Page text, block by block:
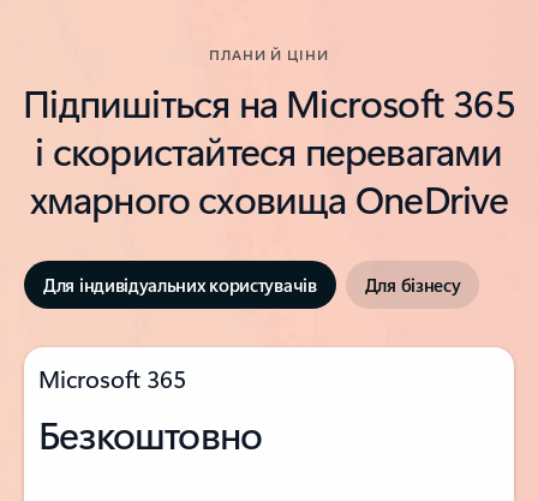
ПЛАНИ Й ЦІНИ
Підпишіться на Microsoft 365
і скористайтеся перевагами
хмарного сховища OneDrive
Для індивідуальних користувачів Для бізнесу
Microsoft 365
Безкоштовно